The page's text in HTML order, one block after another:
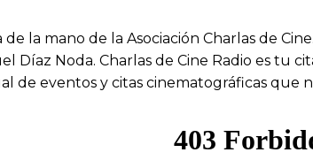
la mano de la Asociación Charlas de
Díaz Noda. Charlas de Cine Radio es tu
de eventos y citas cinematográficas que